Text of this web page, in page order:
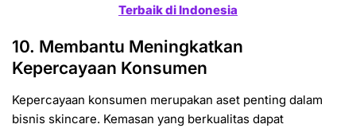
Terbaik di Indonesia
10. Membantu Meningkatkan
Kepercayaan Konsumen
Kepercayaan konsumen merupakan aset penting dalam
bisnis skincare. Kemasan yang berkualitas dapat